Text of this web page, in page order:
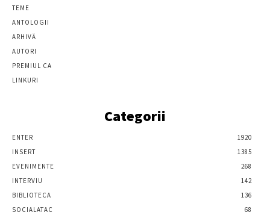
TEME
ANTOLOGII
ARHIVĂ
AUTORI
PREMIUL CA
LINKURI
Categorii
ENTER
1920
INSERT
1385
EVENIMENTE
268
INTERVIU
142
BIBLIOTECA
136
SOCIALATAC
68